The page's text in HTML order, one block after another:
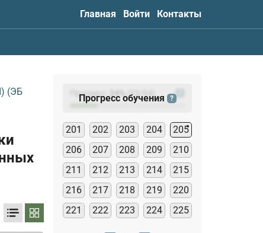
Главная Войти Контакты
(ЭБ
Прогресс: (23
Прогресс обучения ?
201 202 203 204
205
206
207 208 209
210
211
212 213 214
215
216
217 218 219
220
221
222 223 224 225